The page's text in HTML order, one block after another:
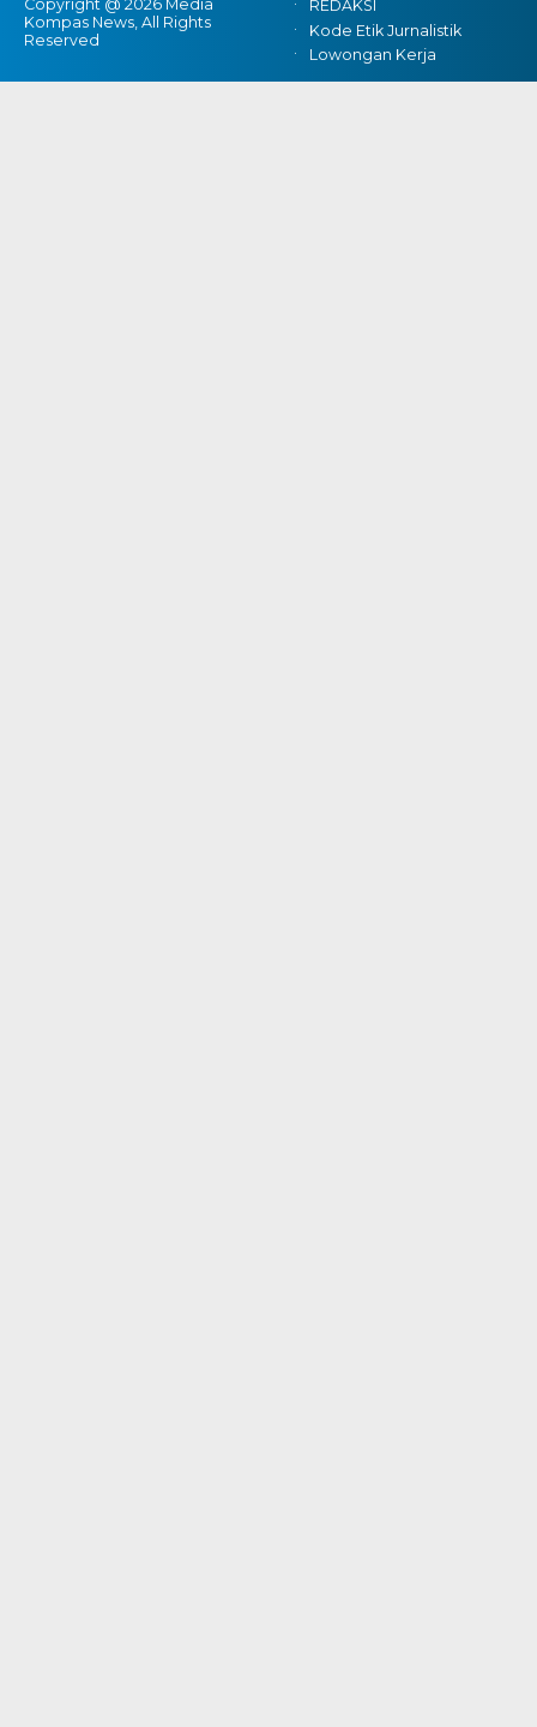
Copyright @ 2026 Media
Kompas News, All Rights
Reserved
REDAKSI
Kode Etik Jurnalistik
Lowongan Kerja